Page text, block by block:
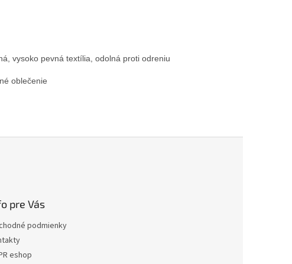
vysoko pevná textília, odolná proti odreniu
oblečenie
pre Vás
podmienky
eshop